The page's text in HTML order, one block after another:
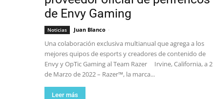
de Envy Gaming
Noticias Juan Blanco -
Una colaboración exclusiva multianual que agrega a los
mejores quipos de esports y creadores de contenido de
Envy y OpTic Gaming al Team Razer Irvine, California, a 2
de Marzo de 2022 – Razer™, la marca...
Leer más